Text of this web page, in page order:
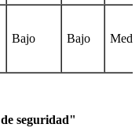
Bajo Bajo
seguridad"